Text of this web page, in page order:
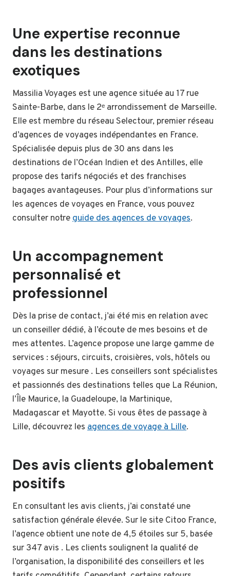
Une expertise reconnue
dans les destinations
exotiques
Massilia Voyages est une agence située au 17 rue
Sainte-Barbe, dans le 2ᵉ arrondissement de Marseille.
Elle est membre du réseau Selectour, premier réseau
d’agences de voyages indépendantes en France.
Spécialisée depuis plus de 30 ans dans les
destinations de l’Océan Indien et des Antilles, elle
propose des tarifs négociés et des franchises
bagages avantageuses. Pour plus d’informations sur
les agences de voyages en France, vous pouvez
consulter notreguide des agences de voyages.
Un accompagnement
personnalisé et
professionnel
Dès la prise de contact, j’ai été mis en relation avec
un conseiller dédié, à l’écoute de mes besoins et de
mes attentes. L’agence propose une large gamme de
services : séjours, circuits, croisières, vols, hôtels ou
voyages sur mesure . Les conseillers sont spécialistes
et passionnés des destinations telles que La Réunion,
l’Île Maurice, la Guadeloupe, la Martinique,
Madagascar et Mayotte. Si vous êtes de passage à
Lille, découvrez les agences de voyage à Lille.
Des avis clients globalement
positifs
En consultant les avis clients, j’ai constaté une
satisfaction générale élevée. Sur le site Citoo France,
l’agence obtient une note de 4,5 étoiles sur 5, basée
sur 347 avis . Les clients soulignent la qualité de
l’organisation, la disponibilité des conseillers et les